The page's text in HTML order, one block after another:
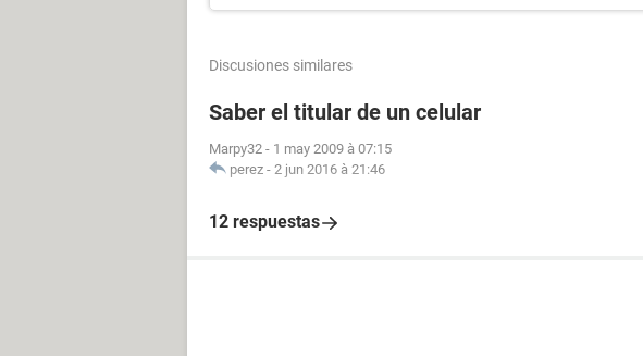
Discusiones similares
Saber el titular de un celular
Marpy32 - 1 may 2009 à 07:15
perez - 2 jun 2016 à 21:46
12 respuestas